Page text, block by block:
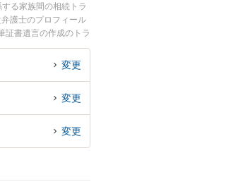
る家族間の相続トラ
護士のプロフィール
証書遺言の作成のトラ
りの相談者さんにおす
変更
変更
変更